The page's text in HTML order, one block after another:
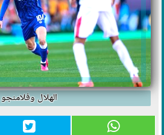
الهلال وفلامنجو